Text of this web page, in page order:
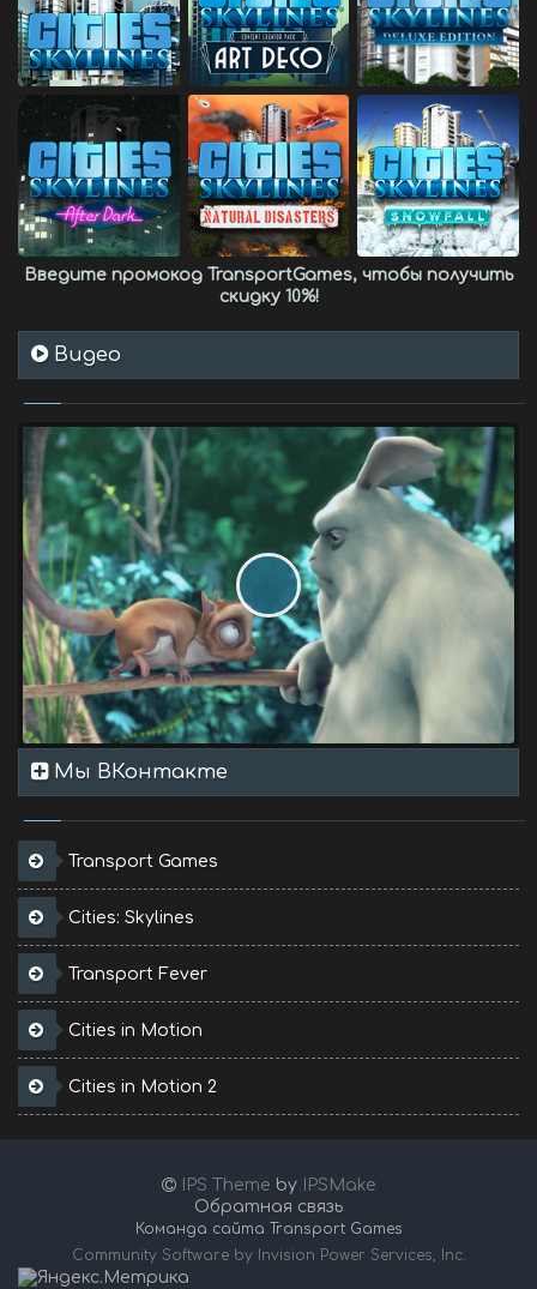
Введите промокод TransportGames, чтобы получить
скидку 10%!
Видео
Мы ВКонтакте
Transport Games
Cities: Skylines
Transport Fever
Cities in Motion
Cities in Motion 2
IPS Theme by
IPSMake
Обратная связь
Команда сайта Transport Games
Community Software by Invision Power Services, Inc.